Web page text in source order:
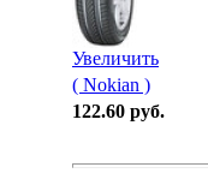
Увеличить
( Nokian )
122.60 руб.